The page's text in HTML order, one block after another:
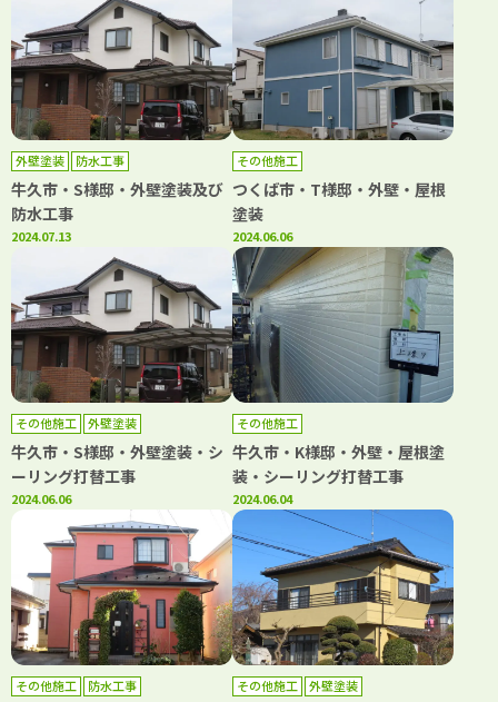
外壁塗装 防水工事
牛久市・S様邸・外壁塗装及び
防水工事
2024.07.13
その他施工
つくば市・T様邸・外壁・屋根
塗装
2024.06.06
その他施工 外壁塗装
牛久市・S様邸・外壁塗装・シ
ーリング打替工事
2024.06.06
その他施工
牛久市・K様邸・外壁・屋根塗
装・シーリング打替工事
2024.06.04
その他施工 防水工事 その他施工 外壁塗装